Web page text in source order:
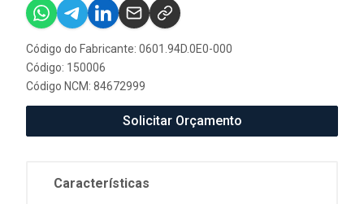
Código do Fabricante: 0601.94D.0E0-000
Código: 150006
Código NCM: 84672999
Solicitar Orçamento
Características